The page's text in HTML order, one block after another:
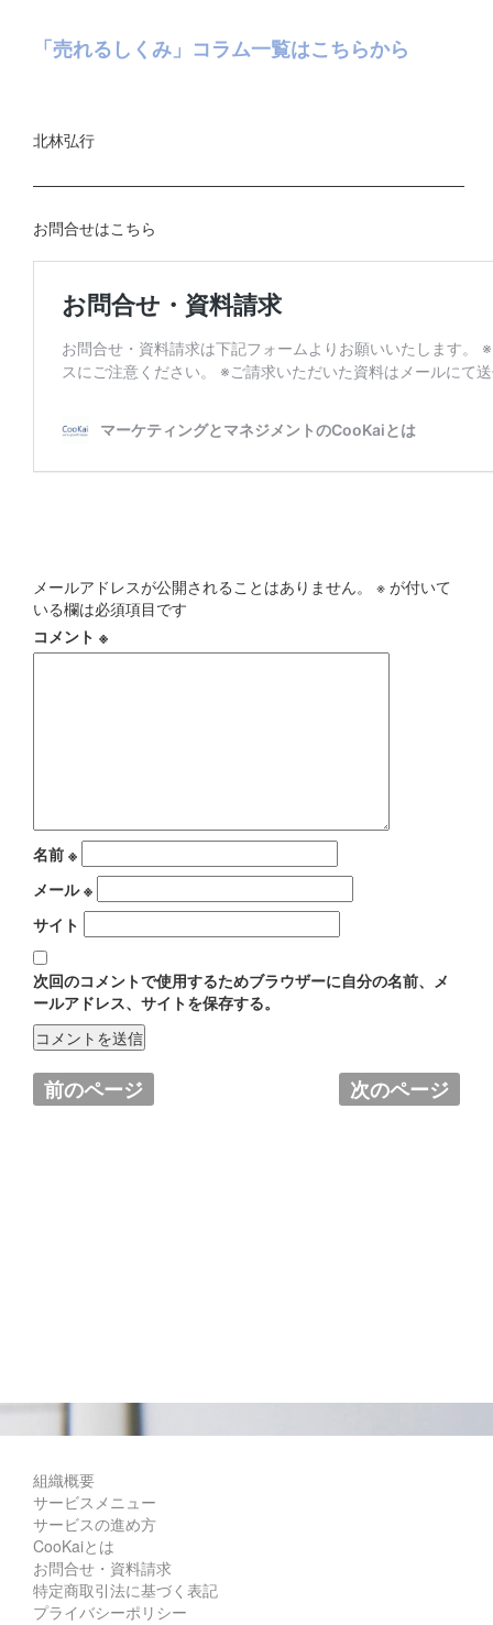
「売れるしくみ」コラム一覧はこちらから
北林弘行
————————————————————————————
お問合せはこちら
メールアドレスが公開されることはありません。 ※ が付いて
いる欄は必須項目です
コメント ※
名前 ※
メール※
サイト
次回のコメントで使用するためブラウザーに自分の名前、メ
ールアドレス、サイトを保存する。
前のページ 次のページ
組織概要
サービスメニュー
サービスの進め方
CooKaiとは
お問合せ・資料請求
特定商取引法に基づく表記
プライバシーポリシー